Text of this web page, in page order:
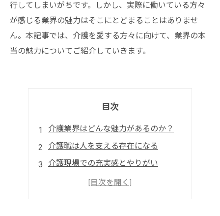
行してしまいがちです。しかし、実際に働いている方々
が感じる業界の魅力はそこにとどまることはありませ
ん。本記事では、介護を愛する方々に向けて、業界の本
当の魅力についてご紹介していきます。
目次
介護業界はどんな魅力があるのか？
介護職は人を支える存在になる
介護現場での充実感とやりがい
介護に携わることで自己成長ができる